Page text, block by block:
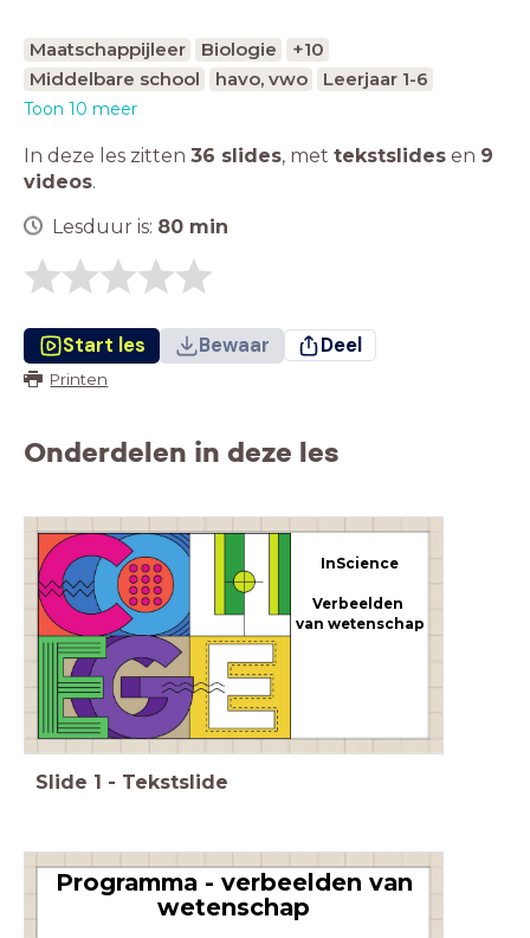
Maatschappijleer Biologie
+10
Middelbare school
havo, vwo Leerjaar 1-6
Toon 10 meer
In deze les zitten 36 slides, met tekstslides en 9
videos.
Lesduur is: 80 min
Start les Bewaar Deel
Printen
Onderdelen in deze les
InScience
Verbeelden
van wetenschap
Slide 1 - Tekstslide
Programma - verbeelden van
wetenschap